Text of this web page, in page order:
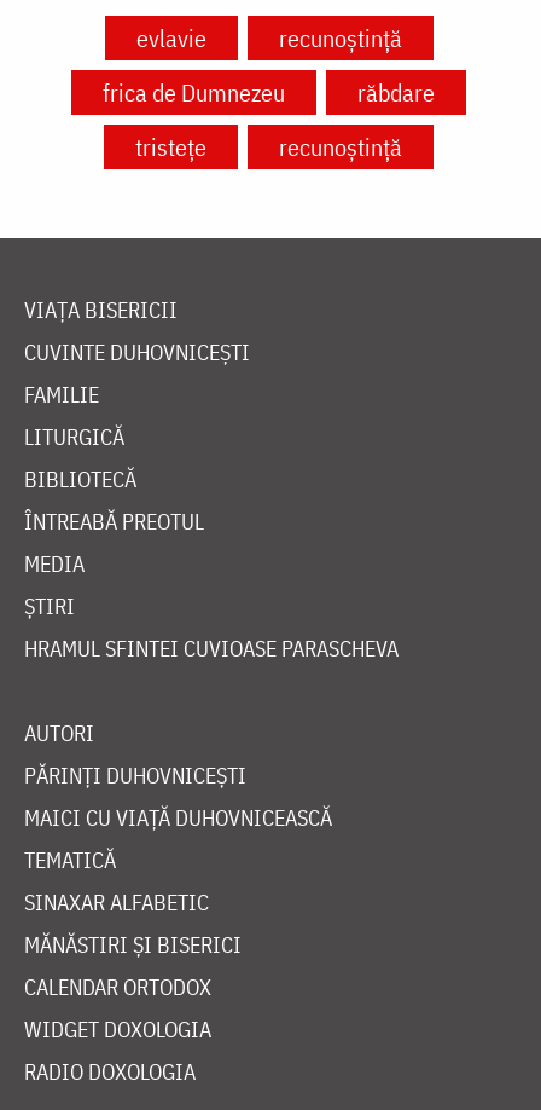
evlavie
recunoștință
frica de Dumnezeu
răbdare
tristețe
recunoștință
VIAȚA BISERICII
CUVINTE DUHOVNICEȘTI
FAMILIE
LITURGICĂ
BIBLIOTECĂ
ÎNTREABĂ PREOTUL
MEDIA
ȘTIRI
HRAMUL SFINTEI CUVIOASE PARASCHEVA
AUTORI
PĂRINȚI DUHOVNICEȘTI
MAICI CU VIAȚĂ DUHOVNICEASCĂ
TEMATICĂ
SINAXAR ALFABETIC
MĂNĂSTIRI ȘI BISERICI
CALENDAR ORTODOX
WIDGET DOXOLOGIA
RADIO DOXOLOGIA